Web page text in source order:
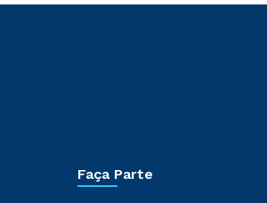
Faça Parte